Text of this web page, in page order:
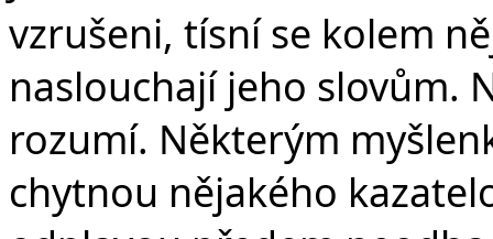
vzrušeni, tísní se kolem
naslouchají jeho slovům.
rozumí. Některým
chytnou nějakého